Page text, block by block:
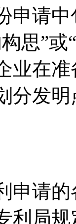
申请
思”
业在
分发
申请
利局